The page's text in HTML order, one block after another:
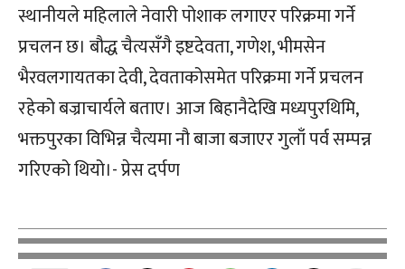
स्थानीयले महिलाले नेवारी पोशाक लगाएर परिक्रमा गर्ने
प्रचलन छ। बौद्ध चैत्यसँगै इष्टदेवता, गणेश, भीमसेन
भैरवलगायतका देवी, देवताकोसमेत परिक्रमा गर्ने प्रचलन
रहेको बज्राचार्यले बताए। आज बिहानैदेखि मध्यपुरथिमि,
भक्तपुरका विभिन्न चैत्यमा नौ बाजा बजाएर गुलाँ पर्व सम्पन्न
गरिएको थियो।- प्रेस दर्पण